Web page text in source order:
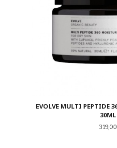
EVOLVE MULTI PEPTIDE
30ML
Pris
319,00